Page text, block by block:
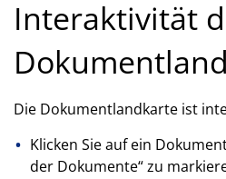
Interaktivität
Die Dokumentlandkarte ist
Klicken Sie auf ein
der Dokumente“ zu